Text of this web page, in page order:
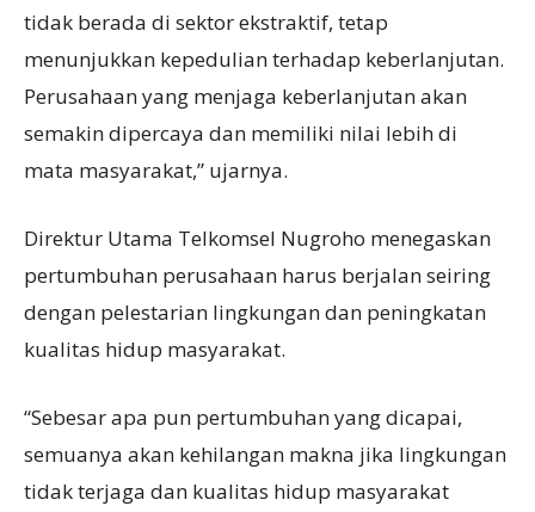
tidak berada di sektor ekstraktif, tetap
menunjukkan kepedulian terhadap keberlanjutan.
Perusahaan yang menjaga keberlanjutan akan
semakin dipercaya dan memiliki nilai lebih di
mata masyarakat,” ujarnya.
Direktur Utama Telkomsel Nugroho menegaskan
pertumbuhan perusahaan harus berjalan seiring
dengan pelestarian lingkungan dan peningkatan
kualitas hidup masyarakat.
“Sebesar apa pun pertumbuhan yang dicapai,
semuanya akan kehilangan makna jika lingkungan
tidak terjaga dan kualitas hidup masyarakat